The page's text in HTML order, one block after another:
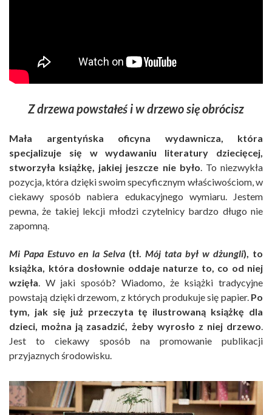
Z drzewa powstałeś i w drzewo się obrócisz
Mała argentyńska oficyna wydawnicza, która
specjalizuje się w wydawaniu literatury dziecięcej,
stworzyła książkę, jakiej jeszcze nie było. To niezwykła
pozycja, która dzięki swoim specyficznym właściwościom, w
ciekawy sposób nabiera edukacyjnego wymiaru. Jestem
pewna, że takiej lekcji młodzi czytelnicy bardzo długo nie
zapomną.
Mi Papa Estuvo en la Selva (tł. Mój tata był w dżungli), to
książka, która dosłownie oddaje naturze to, co od niej
wzięła. W jaki sposób? Wiadomo, że książki tradycyjne
powstają dzięki drzewom, z których produkuje się papier. Po
tym, jak się już przeczyta tę ilustrowaną książkę dla
dzieci, można ją zasadzić, żeby wyrosło z niej drzewo.
Jest to ciekawy sposób na promowanie publikacji
przyjaznych środowisku.